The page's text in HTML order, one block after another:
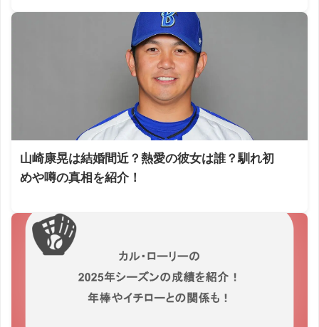
山崎康晃は結婚間近？熱愛の彼女は誰？馴れ初
めや噂の真相を紹介！